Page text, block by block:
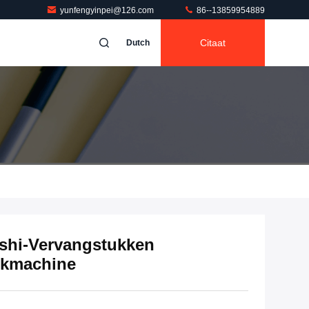
yunfengyinpei@126.com 86--13859954889
Dutch Citaat
Vervangstukken